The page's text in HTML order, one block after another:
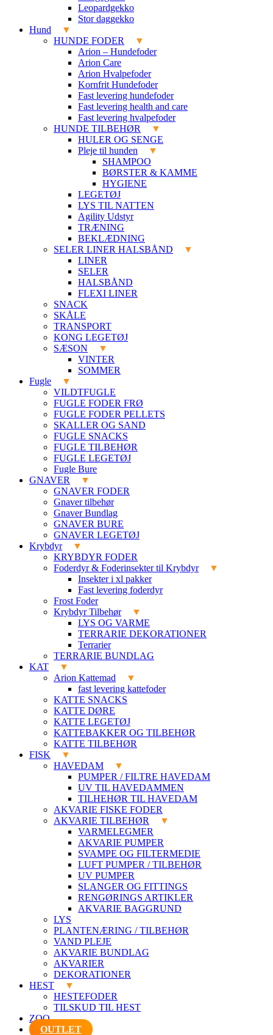
Leopardgekko
Stor daggekko
Hund
HUNDE FODER
Arion – Hundefoder
Arion Care
Arion Hvalpefoder
Kornfrit Hundefoder
Fast levering hundefoder
Fast levering health and care
Fast levering hvalpefoder
HUNDE TILBEHØR
HULER OG SENGE
Pleje til hunden
SHAMPOO
BØRSTER & KAMME
HYGIENE
LEGETØJ
LYS TIL NATTEN
Agility Udstyr
TRÆNING
BEKLÆDNING
SELER LINER HALSBÅND
LINER
SELER
HALSBÅND
FLEXI LINER
SNACK
SKÅLE
TRANSPORT
KONG LEGETØJ
SÆSON
VINTER
SOMMER
Fugle
VILDTFUGLE
FUGLE FODER FRØ
FUGLE FODER PELLETS
SKALLER OG SAND
FUGLE SNACKS
FUGLE TILBEHØR
FUGLE LEGETØJ
Fugle Bure
GNAVER
GNAVER FODER
Gnaver tilbehør
Gnaver Bundlag
GNAVER BURE
GNAVER LEGETØJ
Krybdyr
KRYBDYR FODER
Foderdyr & Foderinsekter til Krybdyr
Insekter i xl pakker
Fast levering foderdyr
Frost Foder
Krybdyr Tilbehør
LYS OG VARME
TERRARIE DEKORATIONER
Terrarier
TERRARIE BUNDLAG
KAT
Arion Kattemad
fast levering kattefoder
KATTE SNACKS
KATTE DØRE
KATTE LEGETØJ
KATTEBAKKER OG TILBEHØR
KATTE TILBEHØR
FISK
HAVEDAM
PUMPER / FILTRE HAVEDAM
UV TIL HAVEDAMMEN
TILHEHØR TIL HAVEDAM
AKVARIE FISKE FODER
AKVARIE TILBEHØR
VARMELEGMER
AKVARIE PUMPER
SVAMPE OG FILTERMEDIE
LUFT PUMPER / TILBEHØR
UV PUMPER
SLANGER OG FITTINGS
RENGØRINGS ARTIKLER
AKVARIE BAGGRUND
LYS
PLANTENÆRING / TILBEHØR
VAND PLEJE
AKVARIE BUNDLAG
AKVARIER
DEKORATIONER
HEST
HESTEFODER
TILSKUD TIL HEST
ZOO
OUTLET